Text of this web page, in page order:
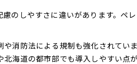
のしやすさに違いがあります。ペ
消防法による規制も強化されてい
海道の都市部でも導入しやすい点が